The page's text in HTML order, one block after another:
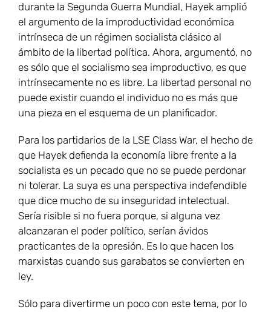
durante la Segunda Guerra Mundial, Hayek amplió
el argumento de la improductividad económica
intrínseca de un régimen socialista clásico al
ámbito de la libertad política. Ahora, argumentó, no
es sólo que el socialismo sea improductivo, es que
intrínsecamente no es libre. La libertad personal no
puede existir cuando el individuo no es más que
una pieza en el esquema de un planificador.
Para los partidarios de la LSE Class War, el hecho de
que Hayek defienda la economía libre frente a la
socialista es un pecado que no se puede perdonar
ni tolerar. La suya es una perspectiva indefendible
que dice mucho de su inseguridad intelectual.
Sería risible si no fuera porque, si alguna vez
alcanzaran el poder político, serían ávidos
practicantes de la opresión. Es lo que hacen los
marxistas cuando sus garabatos se convierten en
ley.
Sólo para divertirme un poco con este tema, por lo